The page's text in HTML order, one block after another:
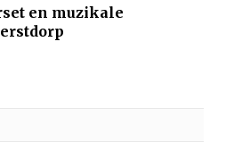
en muzikale